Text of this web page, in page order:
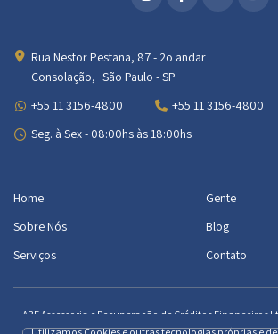
Rua Nestor Pestana, 87 - 2o andar
Consolação, São Paulo - SP
+55 11 3156-4800
+55 11 3156-4800
Seg. à Sex - 08:00hs às 18:00hs
Home
Sobre Nós
Serviços
Gente
Blog
Contato
ABE Assessoria e Recuperação de Créditos Financeiros
Todos os Direitos Reservados.